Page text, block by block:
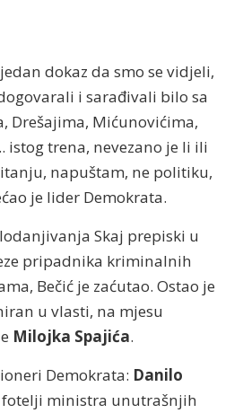
dokaz da smo se vidjeli,
i sarađivali bilo sa
Drešajima, Mićunovićima,
istog trena, nevezano je li ili
napuštam, ne politiku,
je lider Demokrata.
Skaj prepiski u
pripadnika kriminalnih
Bečić je zaćutao. Ostao je
u vlasti, na mjesu
Milojka Spajića.
Demokrata: Danilo
fotelji ministra unutrašnjih